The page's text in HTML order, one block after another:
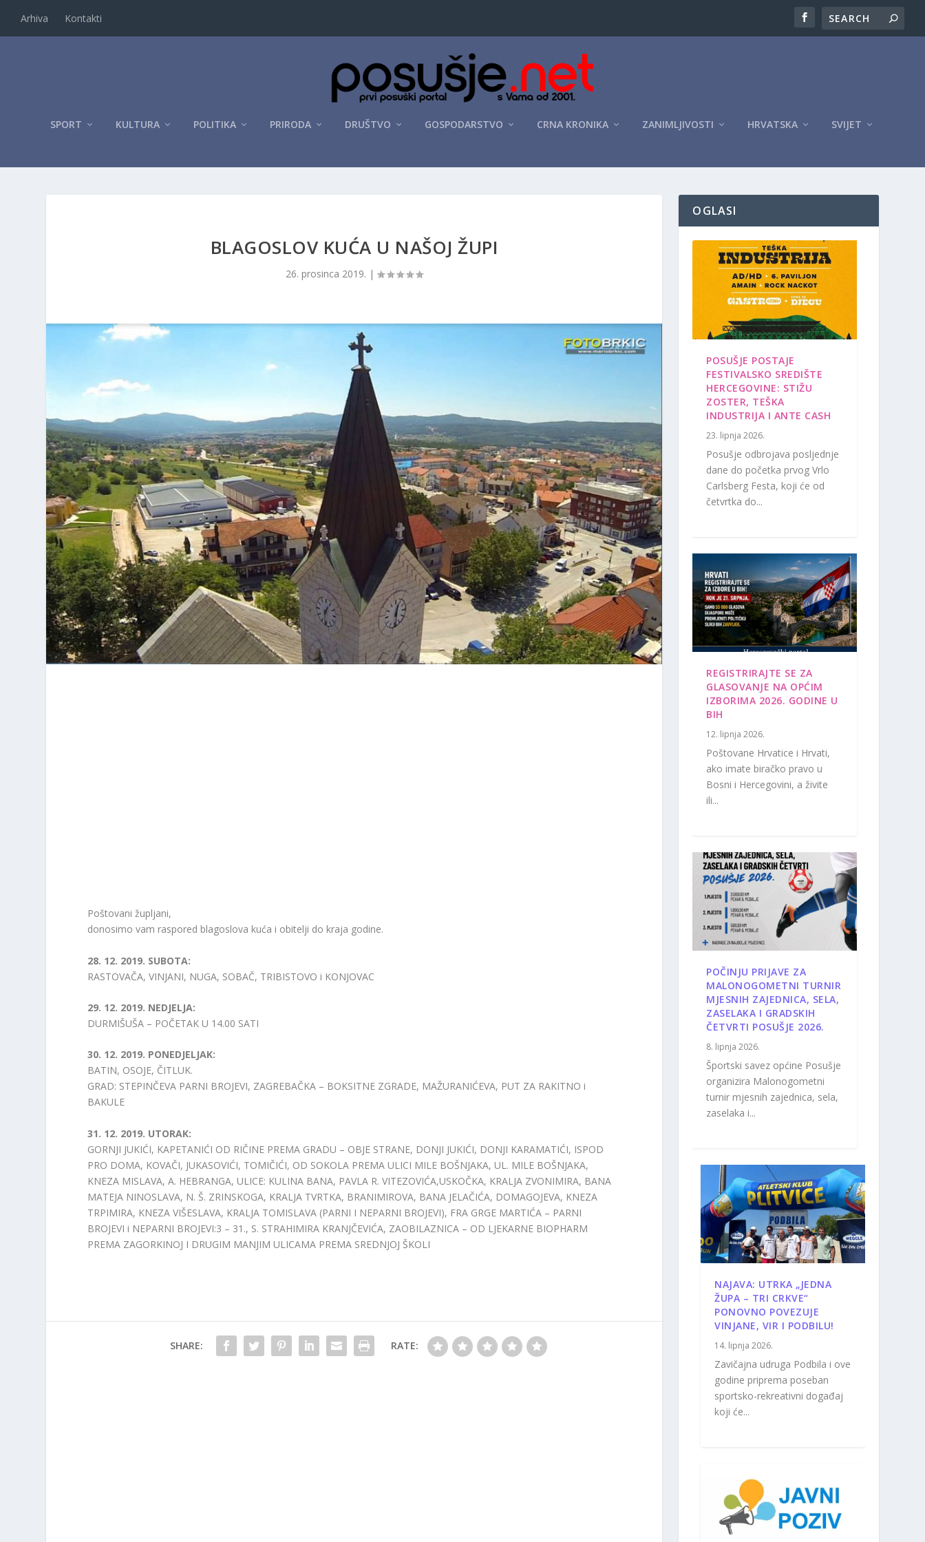
Arhiva Kontakti
SPORT KULTURA POLITIKA PRIRODA DRUŠTVO GOSPODARSTVO CRNA KRONIKA ZANIMLJIVOSTI HRVATSKA SVIJET
BLAGOSLOV KUĆA U NAŠOJ ŽUPI
26. prosinca 2019. |
Poštovani župljani,
donosimo vam raspored blagoslova kuća i obitelji do kraja godine.
28. 12. 2019. SUBOTA:
RASTOVAČA, VINJANI, NUGA, SOBAČ, TRIBISTOVO i KONJOVAC
29. 12. 2019. NEDJELJA:
DURMIŠUŠA – POČETAK U 14.00 SATI
30. 12. 2019. PONEDJELJAK:
BATIN, OSOJE, ČITLUK.
GRAD: STEPINČEVA PARNI BROJEVI, ZAGREBAČKA – BOKSITNE ZGRADE, MAŽURANIĆEVA, PUT ZA RAKITNO i
BAKULE
31. 12. 2019. UTORAK:
GORNJI JUKIĆI, KAPETANIĆI OD RIČINE PREMA GRADU – OBJE STRANE, DONJI JUKIĆI, DONJI KARAMATIĆI, ISPOD
PRO DOMA, KOVAČI, JUKASOVIĆI, TOMIČIĆI, OD SOKOLA PREMA ULICI MILE BOŠNJAKA, UL. MILE BOŠNJAKA,
KNEZA MISLAVA, A. HEBRANGA, ULICE: KULINA BANA, PAVLA R. VITEZOVIĆA,USKOČKA, KRALJA ZVONIMIRA, BANA
MATEJA NINOSLAVA, N. Š. ZRINSKOGA, KRALJA TVRTKA, BRANIMIROVA, BANA JELAČIĆA, DOMAGOJEVA, KNEZA
TRPIMIRA, KNEZA VIŠESLAVA, KRALJA TOMISLAVA (PARNI I NEPARNI BROJEVI), FRA GRGE MARTIĆA – PARNI
BROJEVI i NEPARNI BROJEVI:3 – 31., S. STRAHIMIRA KRANJČEVIĆA, ZAOBILAZNICA – OD LJEKARNE BIOPHARM
PREMA ZAGORKINOJ I DRUGIM MANJIM ULICAMA PREMA SREDNJOJ ŠKOLI
SHARE: RATE:
OGLASI
POSUŠJE POSTAJE
FESTIVALSKO SREDIŠTE
HERCEGOVINE: STIŽU
ZOSTER, TEŠKA
INDUSTRIJA I ANTE CASH
23. lipnja 2026.
Posušje odbrojava posljednje
dane do početka prvog Vrlo
Carlsberg Festa, koji će od
četvrtka do...
REGISTRIRAJTE SE ZA
GLASOVANJE NA OPĆIM
IZBORIMA 2026. GODINE U
BIH
12. lipnja 2026.
Poštovane Hrvatice i Hrvati,
ako imate biračko pravo u
Bosni i Hercegovini, a živite
ili...
POČINJU PRIJAVE ZA
MALONOGOMETNI TURNIR
MJESNIH ZAJEDNICA, SELA,
ZASELAKA I GRADSKIH
ČETVRTI POSUŠJE 2026.
8. lipnja 2026.
Športski savez općine Posušje
organizira Malonogometni
turnir mjesnih zajednica, sela,
zaselaka i...
NAJAVA: UTRKA „JEDNA
ŽUPA – TRI CRKVE“
PONOVNO POVEZUJE
VINJANE, VIR I PODBILU!
14. lipnja 2026.
Zavičajna udruga Podbila i ove
godine priprema poseban
sportsko-rekreativni događaj
koji će...